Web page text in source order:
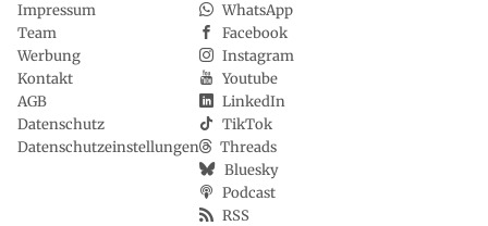
Impressum
Team
Werbung
Kontakt
AGB
Datenschutz
Datenschutzeinstellungen
WhatsApp
Facebook
Instagram
Youtube
LinkedIn
TikTok
Threads
Bluesky
Podcast
RSS